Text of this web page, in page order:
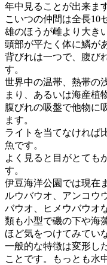
年中見ることが出来ます
こいつの仲間は全長10
雄のほうが雌より大き
頭部が平たく体に鱗が
背びれは一つで、腹び
す。
世界中の温帯、熱帯の
まり、あるいは海産植
腹びれの吸盤で他物に
ます。
ライトを当てなければ
魚です。
よく見ると目がとても
す。
伊豆海洋公園では現在
ルウバウオ、アンコウ
バウオ、ヒメウバウオ
類も小型で磯の下や海
ほど気をつけてみてい
一般的な特徴は変形し
ことです。もっとも水